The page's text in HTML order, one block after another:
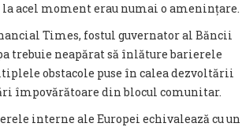
la acel moment erau numai o amenințare.
Times, fostul guvernator al Băncii
trebuie neapărat să înlăture barierele
obstacole puse în calea dezvoltării
împovărătoare din blocul comunitar.
interne ale Europei echivalează cu un